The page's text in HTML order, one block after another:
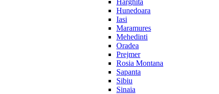
Harghita
Hunedoara
Iasi
Maramures
Mehedinti
Oradea
Prejmer
Rosia Montana
Sapanta
Sibiu
Sinaia